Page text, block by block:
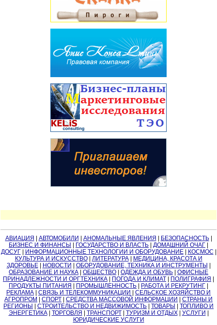
АВИАЦИЯ АВТОМОБИЛИ АНОМАЛЬНЫЕ ЯВЛЕНИЯ БЕЗОПАСНОСТЬ|
БИЗНЕС И ФИНАНСЫ
ГОСУДАРСТВО И ВЛАСТЬ ДОМАШНИЙ ОЧАГ
ДОСУГ| ИНФОРМАЦИОННЫЕ ТЕХНОЛОГИИ И ОБОРУДОВАНИЕ| КОСМОС
КУЛЬТУРА И ИСКУССТВО| ЛИТЕРАТУРА|
МЕДИЦИНА, КРАСОТА И
ЗДОРОВЬЕ| НОВОСТИ ОБОРУДОВАНИЕ, ТЕХНИКА И ИНСТРУМЕНТЫ
ОБРАЗОВАНИЕ И НАУКА
ОБЩЕСТВО ОДЕЖДА И ОБУВЬ
ОФИСНЫЕ
ПРИНАДЛЕЖНОСТИ И ОРГТЕХНИКА
ПОГОДА И КЛИМАТ ПОЛИГРАФИЯ
ПРОДУКТЫ ПИТАНИЯ
ПРОМЫШЛЕННОСТЬ РАБОТА И РЕКРУТИНГ
РЕКЛАМА
СВЯЗЬ И ТЕЛЕКОММУНИКАЦИИ
СЕЛЬСКОЕ ХОЗЯЙСТВО И
АГРОПРОМ
СПОРТ СРЕДСТВА МАССОВОЙ ИНФОРМАЦИИ
СТРАНЫ И
РЕГИОНЫ
СТРОИТЕЛЬСТВО И НЕДВИЖИМОСТЬ ТОВАРЫ
ТОПЛИВО И
ЭНЕРГЕТИКА| ТОРГОВЛЯ ТРАНСПОРТ| ТУРИЗМ И ОТДЫХ| УСЛУГИ
ЮРИДИЧЕСКИЕ УСЛУГИ